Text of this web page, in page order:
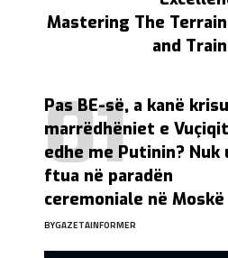
Mastering The Terrain
and
Pas BE-së, a kanë
marrëdhëniet e Vuçiqit
edhe me Putinin? Nuk
ftua në paradën
ceremoniale në Moskë
BYGAZETAINFORMER